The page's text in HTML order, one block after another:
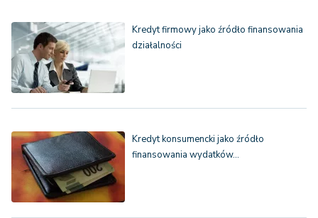
Kredyt firmowy jako źródło finansowania
działalności
Kredyt konsumencki jako źródło
finansowania wydatków…